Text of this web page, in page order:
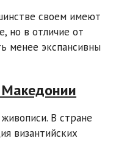
своем имеют
но в отличие от
менее экспансивны
В стране
византийских